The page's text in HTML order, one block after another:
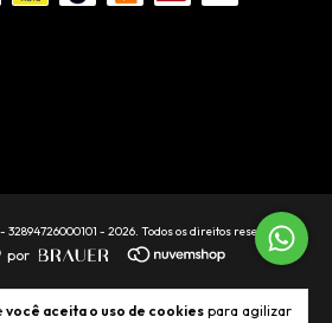
você aceita o uso de cookies para agilizar
- 2026. Todos os direitos reservados.
por